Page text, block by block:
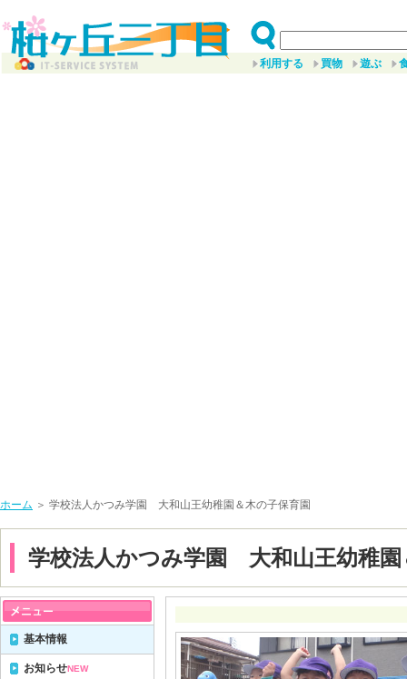
利用する 買物 遊ぶ
ホーム ＞ 学校法人かつみ学園 大和山王幼稚園＆木の子保育園
学校法人かつみ学園 大和山王幼稚園
基本情報
お知らせNEW